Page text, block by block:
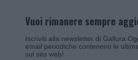
Vuoi rimanere sempre
Iscriviti alla newsletter di Gallura
email periodiche contenenti le
sul sito web!